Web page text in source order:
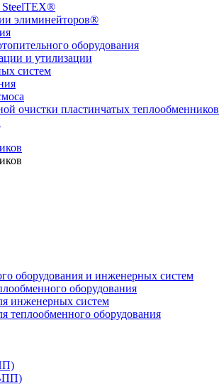
SteelTEX®
элиминейторов®
оборудования
и утилизации
систем
очистки пластинчатых теплообменников
оборудования и инженерных систем
оборудования
инженерных систем
теплообменного оборудования